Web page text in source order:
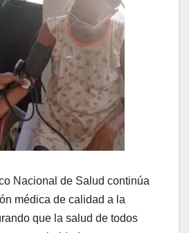
Nacional de Salud continúa
médica de calidad a la
que la salud de todos